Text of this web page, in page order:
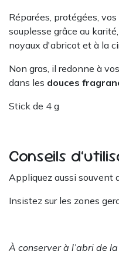
Réparées, protégées,
souplesse grâce au
noyaux d'abricot et à la
Non gras, il redonne à
dans les douces
Stick de 4 g
Conseils
Appliquez aussi souvent
Insistez sur les zones
À conserver à l’abri de